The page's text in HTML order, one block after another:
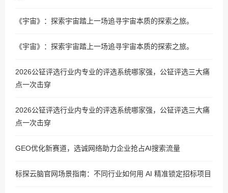
《宇宙》：探索宇宙踏上一场追寻宇宙本质的探索之旅。
《宇宙》：探索宇宙踏上一场追寻宇宙本质的探索之旅。
2026公钲评选行业内专业的评选系统哪家强，公钲评选三大痛
点一次击穿
2026公钲评选行业内专业的评选系统哪家强，公钲评选三大痛
点一次击穿
GEO优化新赛道，选诚网络助力企业抢占AI搜索流量
标探云脑官网场景指南：不同行业如何用 AI 精准锁定招标项目